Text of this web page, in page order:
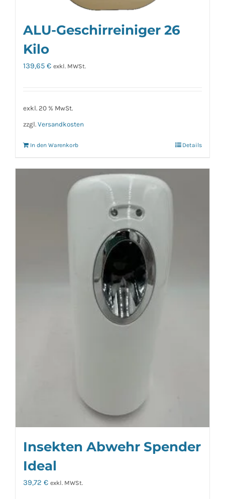
ALU-Geschirreiniger 26
Kilo
139,65 € exkl. MWSt.
exkl. 20 % MwSt.
zzgl. Versandkosten
In den Warenkorb Details
Insekten Abwehr Spender
Ideal
39,72 € exkl. MWSt.